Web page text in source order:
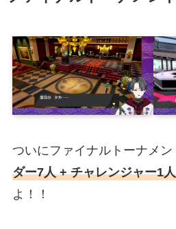
ついにファイナルトーナメン
ダー7人 + チャレンジャー1人
よ！！